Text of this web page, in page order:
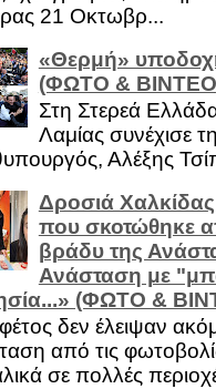
21 Οκτωβρ...
«Θερμή»
(ΦΩΤΟ &
Στη Στερεά
Λαμίας συνέχισε
Αλέξης
Δροσιά
που σκοτώθηκε
βράδυ της
Ανάσταση με
(ΦΩΤΟ &
δεν έλειψαν
από τις
σε πολλές